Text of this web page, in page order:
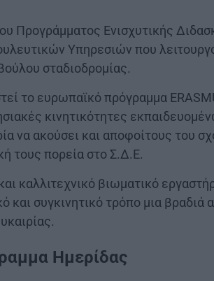
Προγράμματος Ενισχυτικής
Υπηρεσιών που
σταδιοδρομίας.
το ευρωπαϊκό πρόγραμμα
κινητικότητες
να ακούσει και αποφοίτους του
τους πορεία στο Σ.Δ.Ε.
καλλιτεχνικό βιωματικό
και συγκινητικό τρόπο μια βραδιά
Ημερίδας